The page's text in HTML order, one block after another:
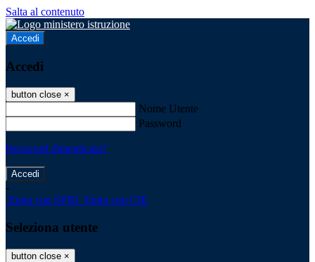
Salta al contenuto
Accedi
Accedi
button close ×
Nome Utente
Password
Password dimenticata?
-
Entra con SPID Entra con CIE
Seleziona utente
button close ×